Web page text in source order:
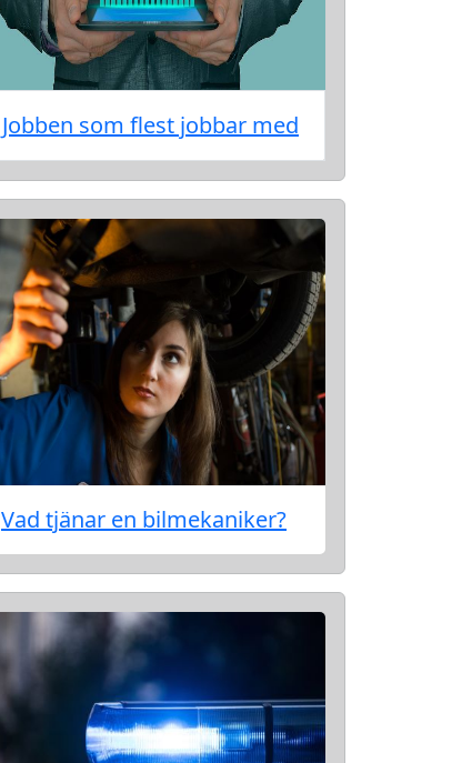
Jobben som flest jobbar med
Vad tjänar en bilmekaniker?